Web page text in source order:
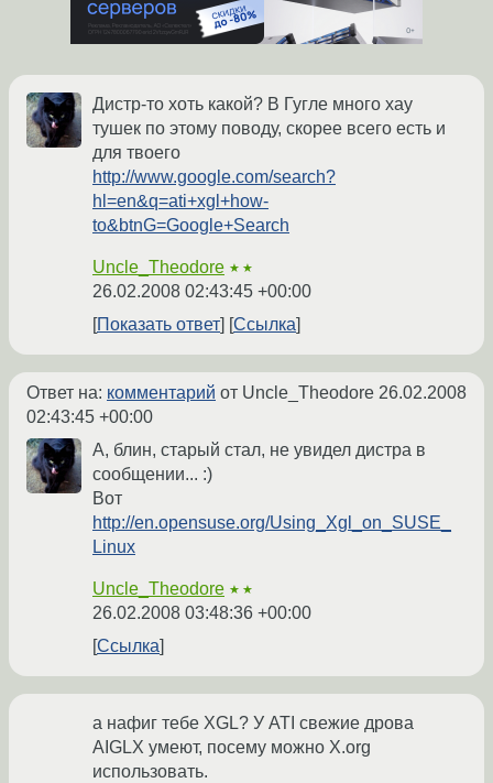
Дистр-то хоть какой? В Гугле много хау
тушек по этому поводу, скорее всего есть и
для твоего
http://www.google.com/search?
hl=en&q=ati+xgl+how-
to&btnG=Google+Search
Uncle_Theodore ★★
26.02.2008 02:43:45 +00:00
Показать ответ
Ссылка
Ответ на: комментарий от Uncle_Theodore 26.02.2008
02:43:45 +00:00
А, блин, старый стал, не увидел дистра в
сообщении... :)
Вот
http://en.opensuse.org/Using_Xgl_on_SUSE_
Linux
Uncle_Theodore ★★
26.02.2008 03:48:36 +00:00
Ссылка
а нафиг тебе XGL? У ATI свежие дрова
AIGLX умеют, посему можно X.org
использовать.